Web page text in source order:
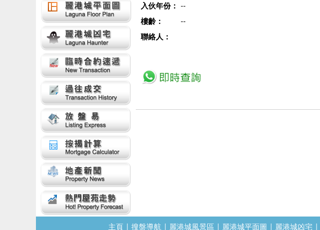
入伙年份： --
樓齡：
--
聯絡人：
主頁 | 搜盤導航 | 麗港城風景區 | 麗港城平面圖 | 麗港城凶宅 |